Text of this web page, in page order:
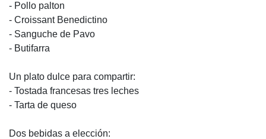
- Pollo palton
- Croissant Benedictino
- Sanguche de Pavo
- Butifarra
Un plato dulce para compartir:
- Tostada francesas tres leches
- Tarta de queso
Dos bebidas a elección: